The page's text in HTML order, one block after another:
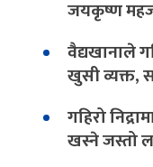
जयकृष्ण
वैद्यखानाले
खुसी व्यक्त,
गहिरो
खस्ने जस्तो